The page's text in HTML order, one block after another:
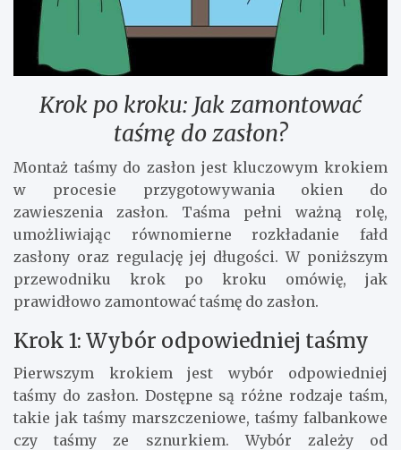
Krok po kroku: Jak zamontować
taśmę do zasłon?
Montaż taśmy do zasłon jest kluczowym krokiem
w procesie przygotowywania okien do
zawieszenia zasłon. Taśma pełni ważną rolę,
umożliwiając równomierne rozkładanie fałd
zasłony oraz regulację jej długości. W poniższym
przewodniku krok po kroku omówię, jak
prawidłowo zamontować taśmę do zasłon.
Krok 1: Wybór odpowiedniej taśmy
Pierwszym krokiem jest wybór odpowiedniej
taśmy do zasłon. Dostępne są różne rodzaje taśm,
takie jak taśmy marszczeniowe, taśmy falbankowe
czy taśmy ze sznurkiem. Wybór zależy od